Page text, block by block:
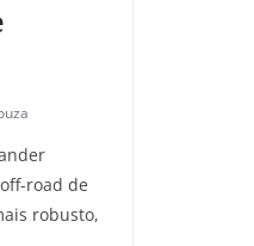
road de
robusto,